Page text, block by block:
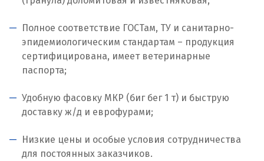
Нягань
О
Одинцово
Омск
Орел
Оренбург
Полное соответствие ГОСТам, ТУ и санитарно-
эпидемиологическим стандартам – продукция
сертифицирована, имеет ветеринарные
паспорта;
Удобную фасовку МКР (биг бег 1 т) и быструю
доставку ж/д и еврофурами;
Низкие цены и особые условия сотрудничества
для постоянных заказчиков.